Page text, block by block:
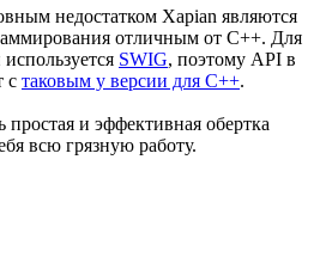
недостатком Xapian являются
отличным от C++. Для
SWIG, поэтому API в
с таковым у версии для C++.
простая и эффективная обертка
всю грязную работу.